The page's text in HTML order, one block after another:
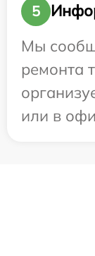
5
Мы
ремонта
или в